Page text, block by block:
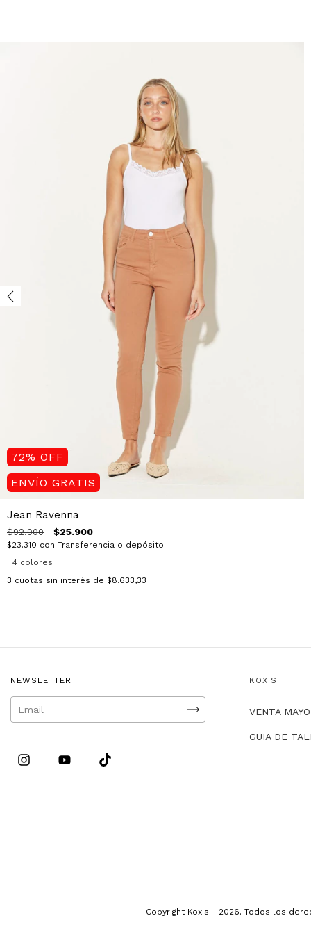
72% OFF
ENVÍO GRATIS
Jean Ravenna
$92.900 $25.900
$23.310 con Transferencia o depósito
4 colores
3 cuotas sin interés de $8.633,33
NEWSLETTER KOXIS
VENTA
GUIA DE
Copyright Koxis - 2026. Todos los